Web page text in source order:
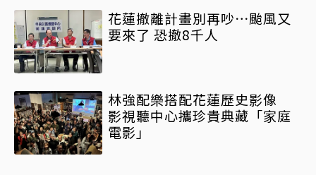
花蓮撤離計畫別再吵⋯颱風又
要來了 恐撤8千人
林強配樂搭配花蓮歷史影像
影視聽中心攜珍貴典藏「家庭
電影」